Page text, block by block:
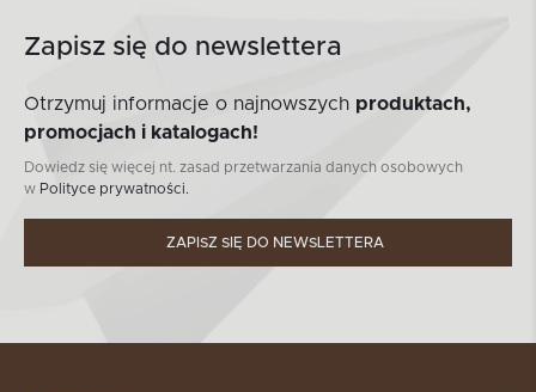
Zapisz się do newslettera
Otrzymuj informacje o najnowszych produktach,
promocjach i katalogach!
Dowiedz się więcej nt. zasad przetwarzania danych osobowych
w Polityce prywatności.
ZAPISZ SIĘ DO NEWSLETTERA